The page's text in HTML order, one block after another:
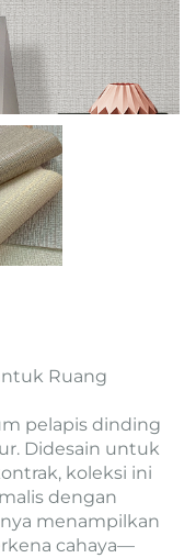
Ruang
pelapis dinding
Didesain untuk
koleksi ini
dengan
menampilkan
cahaya—